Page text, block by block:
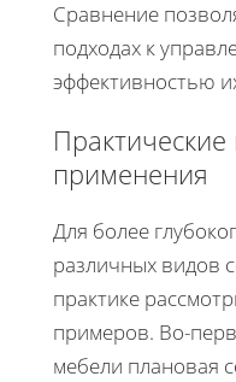
Сравнение
подходах к
эффективностью
применения
Для более
различных видов
практике
примеров. Во-
мебели плановая